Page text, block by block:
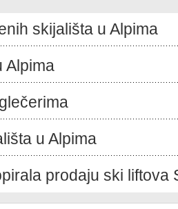
skijališta u Alpima
Alpima
u Alpima
prodaju ski liftova